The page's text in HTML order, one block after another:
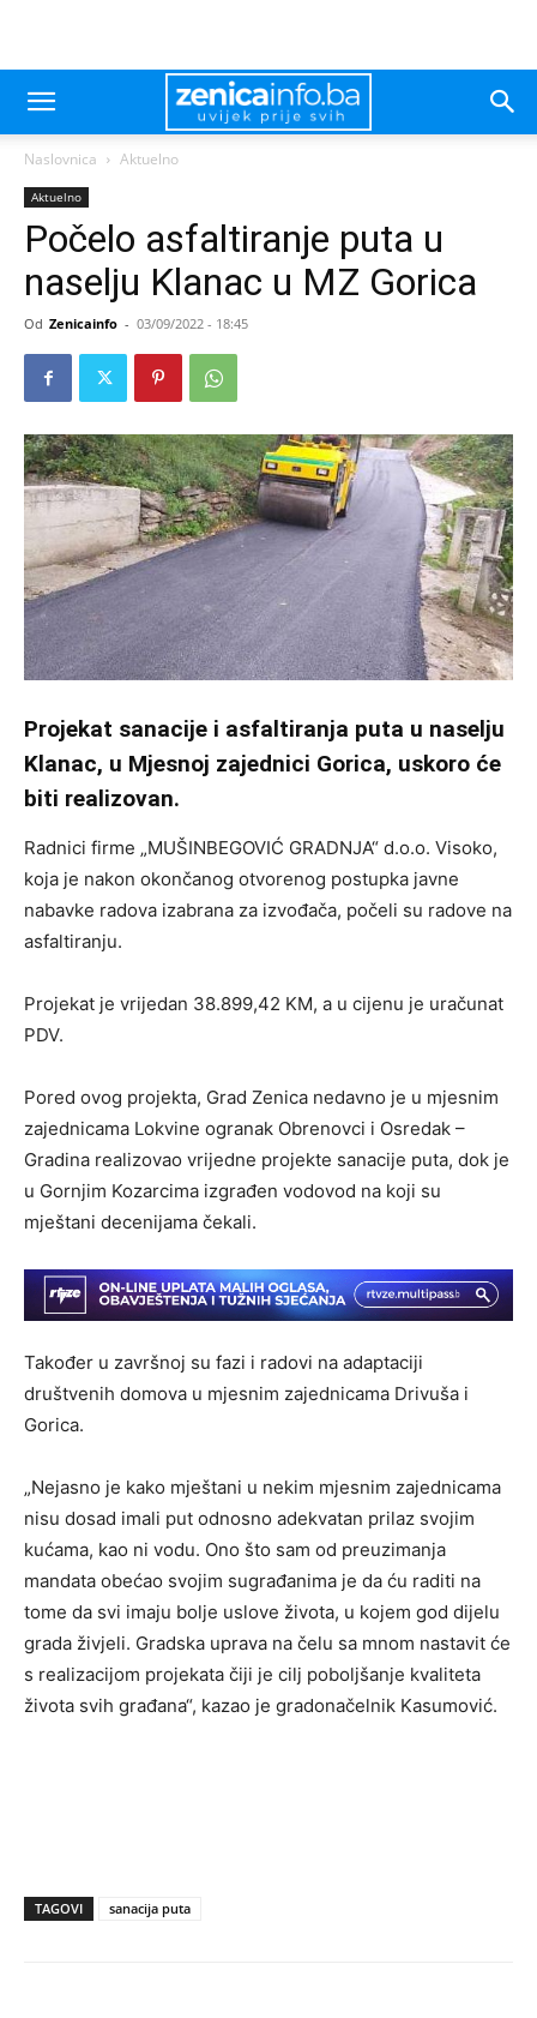
Naslovnica Aktuelno
Aktuelno
Počelo asfaltiranje puta u
naselju Klanac u MZ Gorica
Od Zenicainfo - 03/09/2022 - 18:45
Projekat sanacije i asfaltiranja puta u naselju
Klanac, u Mjesnoj zajednici Gorica, uskoro će
biti realizovan.
Radnici firme „MUŠINBEGOVIĆ GRADNJA“ d.o.o. Visoko,
koja je nakon okončanog otvorenog postupka javne
nabavke radova izabrana za izvođača, počeli su radove na
asfaltiranju.
Projekat je vrijedan 38.899,42 KM, a u cijenu je uračunat
PDV.
Pored ovog projekta, Grad Zenica nedavno je u mjesnim
zajednicama Lokvine ogranak Obrenovci i Osredak –
Gradina realizovao vrijedne projekte sanacije puta, dok je
u Gornjim Kozarcima izgrađen vodovod na koji su
mještani decenijama čekali.
Također u završnoj su fazi i radovi na adaptaciji
društvenih domova u mjesnim zajednicama Drivuša i
Gorica.
„Nejasno je kako mještani u nekim mjesnim zajednicama
nisu dosad imali put odnosno adekvatan prilaz svojim
kućama, kao ni vodu. Ono što sam od preuzimanja
mandata obećao svojim sugrađanima je da ću raditi na
tome da svi imaju bolje uslove života, u kojem god dijelu
grada živjeli. Gradska uprava na čelu sa mnom nastavit će
s realizacijom projekata čiji je cilj poboljšanje kvaliteta
života svih građana“, kazao je gradonačelnik Kasumović.
TAGOVI sanacija puta